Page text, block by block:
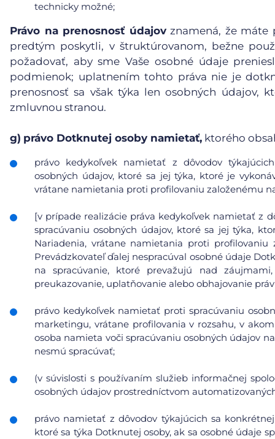
technicky možné;
Právo na prenosnosť údajovznamená, že máte
predtým poskytli, v štruktúrovanom, bežne
požadovať, aby sme Vaše osobné údaje
podmienok; uplatnením tohto práva nie je
prenosnosť sa však týka len osobných údajov,
zmluvnou stranou.
g) právo Dotknutej osoby namietať, ktorého
právo kedykoľvek namietať z dôvodov
osobných údajov, ktoré sa jej týka, ktoré je
vrátane namietania proti profilovaniu založenému
[v prípade realizácie práva kedykoľvek namietať z
spracúvaniu osobných údajov, ktoré sa jej týka,
Nariadenia, vrátane namietania proti
Prevádzkovateľ ďalej nespracúval osobné údaje
na spracúvanie, ktoré prevažujú nad
preukazovanie, uplatňovanie alebo obhajovanie
právo kedykoľvek namietať proti spracúvaniu
marketingu, vrátane profilovania v rozsahu, v
osoba namieta voči spracúvaniu osobných údajov
nesmú spracúvať;
(v súvislosti s používaním služieb informačnej
osobných údajov prostredníctvom
právo namietať z dôvodov týkajúcich sa
ktoré sa týka Dotknutej osoby, ak sa osobné údaje